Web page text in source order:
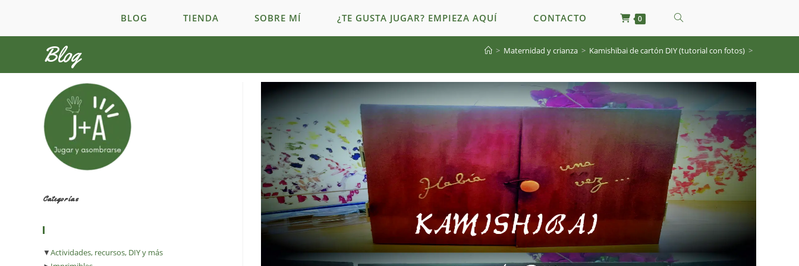
contenido
BLOG TIENDA SOBRE MÍ ¿TE GUSTA JUGAR? EMPIEZA AQUÍ CONTACTO 0 ALTERNAR
BÚSQUEDA
DE
LA
WEB
Blog > Maternidad y crianza > Kamishibai de cartón DIY (tutorial con fotos) >
Categorías
▼Actividades, recursos, DIY y más